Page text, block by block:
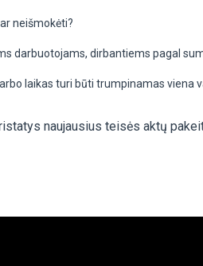
neišmokėti?
darbuotojams, dirbantiems pagal
laikas turi būti trumpinamas viena
naujausius teisės aktų